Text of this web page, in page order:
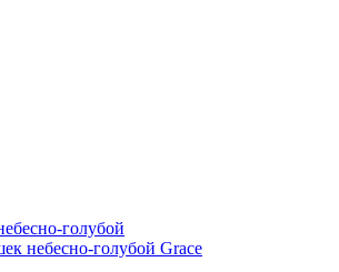
голубой
небесно-голубой Grace